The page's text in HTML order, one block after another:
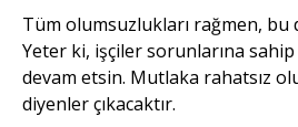
Tüm olumsuzlukları rağmen, bu
Yeter ki, işçiler sorunlarına sahip
devam etsin. Mutlaka rahatsız
diyenler çıkacaktır.